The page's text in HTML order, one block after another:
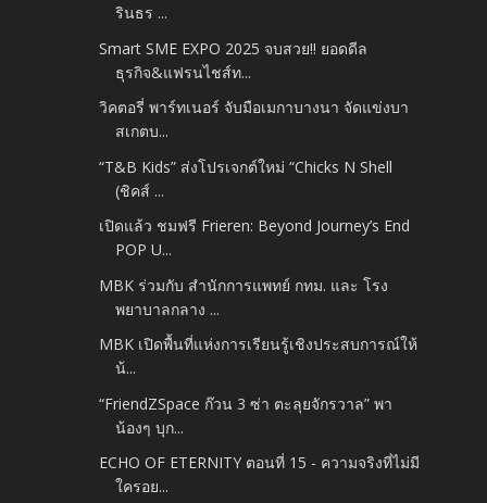
รินธร ...
Smart SME EXPO 2025 จบสวย!! ยอดดีล
ธุรกิจ&แฟรนไชส์ท...
วิคตอรี่ พาร์ทเนอร์ จับมือเมกาบางนา จัดแข่งบา
สเกตบ...
“T&B Kids” ส่งโปรเจกต์ใหม่ “Chicks N Shell
(ชิคส์ ...
เปิดแล้ว ชมฟรี Frieren: Beyond Journey’s End
POP U...
MBK ร่วมกับ สำนักการแพทย์ กทม. และ โรง
พยาบาลกลาง ...
MBK เปิดพื้นที่แห่งการเรียนรู้เชิงประสบการณ์ให้
น้...
“FriendZSpace ก๊วน 3 ซ่า ตะลุยจักรวาล” พา
น้องๆ บุก...
ECHO OF ETERNITY ตอนที่ 15 - ความจริงที่ไม่มี
ใครอย...